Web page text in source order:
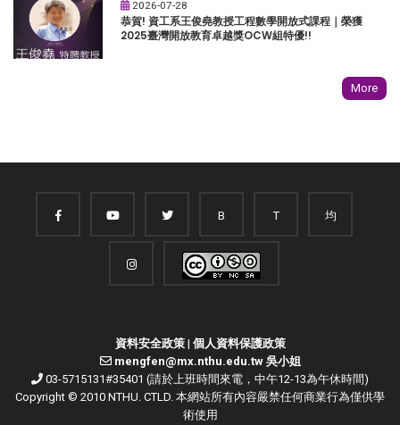
2026-07-28
恭賀! 資工系王俊堯教授工程數學開放式課程｜榮獲
2025臺灣開放教育卓越獎OCW組特優!!
More
B T 均
資料安全政策| 個人資料保護政策
mengfen@mx.nthu.edu.tw 吳小姐
03-5715131#35401 (請於上班時間來電，中午12-13為午休時間)
Copyright © 2010 NTHU. CTLD. 本網站所有內容嚴禁任何商業行為僅供學
術使用